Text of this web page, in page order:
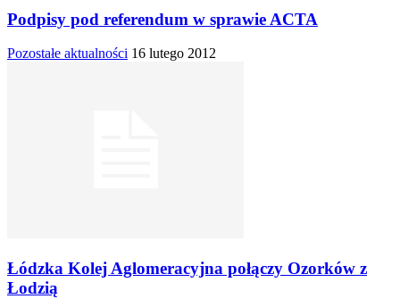
Podpisy pod referendum w sprawie ACTA
Pozostałe aktualności 16 lutego 2012
Łódzka Kolej Aglomeracyjna połączy Ozorków z
Łodzią